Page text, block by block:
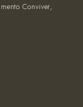
Conviver,